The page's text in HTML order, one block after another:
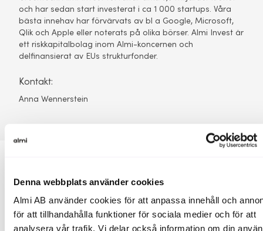
Denna webbplats använder cookies
Almi AB använder cookies för att anpassa innehåll och
för att tillhandahålla funktioner för sociala medier och för att
analysera vår trafik. Vi delar också information om din
och har sedan start investerat i ca 1 000 startups. Våra
bästa innehav har förvärvats av bl a Google, Microsoft,
Qlik och Apple eller noterats på olika börser. Almi Invest är
ett riskkapitalbolag inom Almi-koncernen och
delfinansierat av EUs strukturfonder.
Kontakt:
Anna Wennerstein
Fler pressmeddelanden